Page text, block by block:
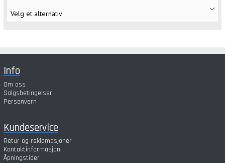
Info
Om oss
Salgsbetingelser
Personvern
Kundeservice
Retur og reklamasjoner
Kontaktinformasjon
Åpningstider